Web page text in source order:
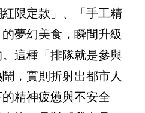
限定款」、「手工精
夢幻美食，瞬間升級
這種「排隊就是參與
，實則折射出都市人
精神疲憊與不安全